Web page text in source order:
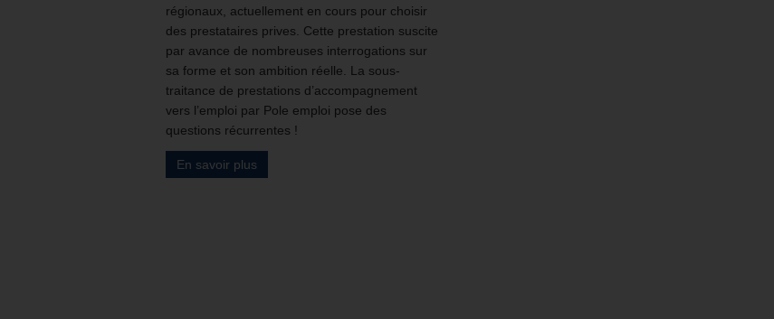
régionaux, actuellement en cours pour choisir
des prestataires prives. Cette prestation suscite
par avance de nombreuses interrogations sur
sa forme et son ambition réelle. La sous-
traitance de prestations d’accompagnement
vers l’emploi par Pole emploi pose des
questions récurrentes !
En savoir plus